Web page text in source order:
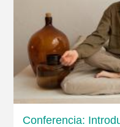
Conferencia: